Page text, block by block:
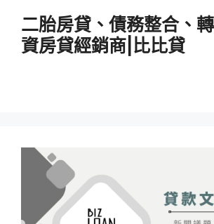
二胎房貸、債務整合、
資房貸經銷商|比比貸